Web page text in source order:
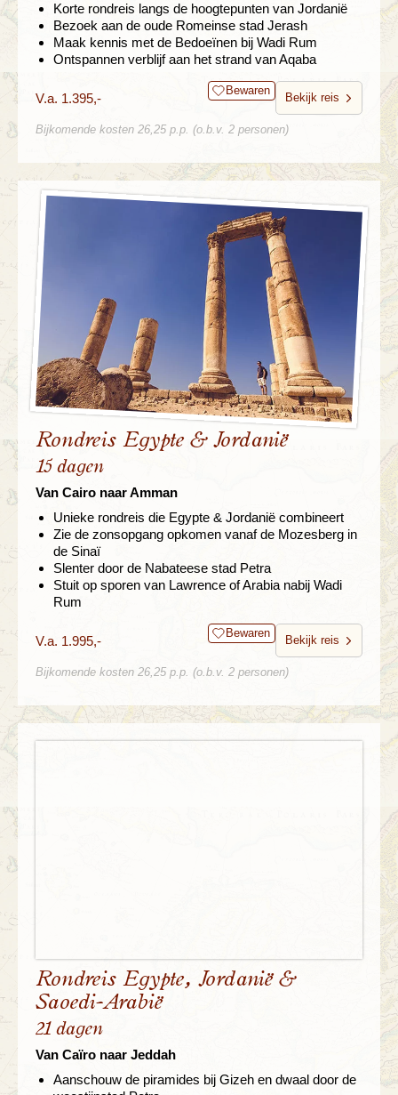
Korte rondreis langs de hoogtepunten van Jordanië
Bezoek aan de oude Romeinse stad Jerash
Maak kennis met de Bedoeïnen bij Wadi Rum
Ontspannen verblijf aan het strand van Aqaba
V.a. 1.395,- Bewaren
Bekijk reis
Bijkomende kosten 26,25 p.p. (o.b.v. 2 personen)
Rondreis Egypte & Jordanië
15 dagen
Van Cairo naar Amman
Unieke rondreis die Egypte & Jordanië combineert
Zie de zonsopgang opkomen vanaf de Mozesberg in
de Sinaï
Slenter door de Nabateese stad Petra
Stuit op sporen van Lawrence of Arabia nabij Wadi
Rum
V.a. 1.995,- Bewaren
Bekijk reis
Bijkomende kosten 26,25 p.p. (o.b.v. 2 personen)
Rondreis Egypte, Jordanië &
Saoedi-Arabië
21 dagen
Van Caïro naar Jeddah
Aanschouw de piramides bij Gizeh en dwaal door de